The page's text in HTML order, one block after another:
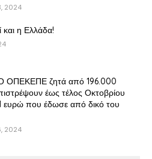
2024
και η Ελλάδα!
ΟΠΕΚΕΠΕ ζητά από 196.000
έως τέλος Οκτοβρίου
ευρώ που έδωσε από δικό του
2024